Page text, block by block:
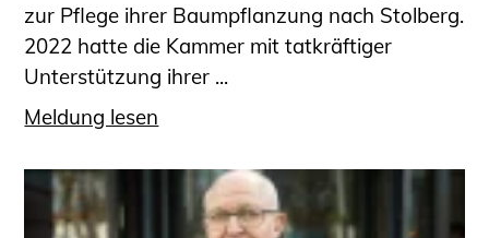
zur Pflege ihrer Baumpflanzung nach Stolberg.
2022 hatte die Kammer mit tatkräftiger
Unterstützung ihrer ...
Meldung lesen